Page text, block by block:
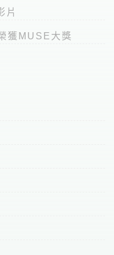
片
獲MUSE大獎